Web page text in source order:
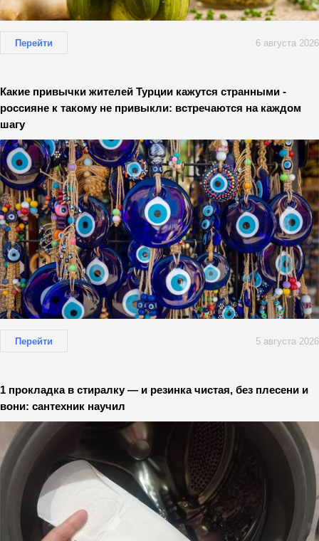
Перейти 6 августа 2026
Какие привычки жителей Турции кажутся странными -
россияне к такому не привыкли: встречаются на каждом
шагу
Перейти 5 августа 2026
1 прокладка в стиралку — и резинка чистая, без плесени и
вони: сантехник научил